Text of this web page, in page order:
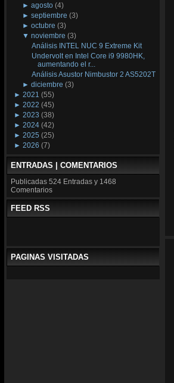
►agosto (4)
►septiembre (3)
►octubre (3)
▼noviembre (3)
Análisis INTEL NUC 9 Extreme Kit
Undervolt en Intel Core i9 9980HK,
aumentando el r...
Análisis Asustor Nimbustor 2 AS5202T
►diciembre (3)
► 2021 (55)
► 2022 (45)
► 2023 (38)
► 2024 (42)
► 2025 (25)
► 2026 (7)
ENTRADAS | COMENTARIOS
Publicadas 524 Entradas y 1468
Comentarios
FEED RSS
PAGINAS VISITADAS